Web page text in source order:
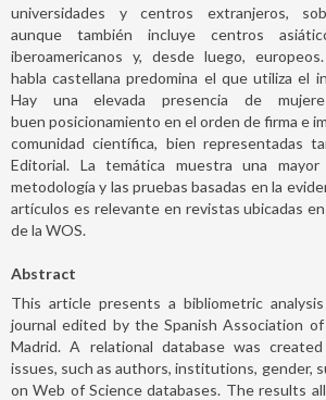
universidades y centros extranjeros,
aunque también incluye centros
iberoamericanos y, desde luego,
habla castellana predomina el que utiliza el
Hay una elevada presencia de
buen posicionamiento en el orden de firma e
comunidad científica, bien representadas
Editorial. La temática muestra una
metodología y las pruebas basadas en la
artículos es relevante en revistas ubicadas
de la WOS.
Abstract
This article presents a bibliometric
journal edited by the Spanish Association of
Madrid. A relational database was
issues, such as authors, institutions, gender,
on Web of Science databases. The results